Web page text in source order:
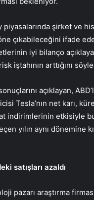
piyasalarında şirket ve
çıkabileceğini ifade
iyi bilanço
iştahının arttığını
açıklayan,
Tesla’nın net karı,
indirimlerinin etkisiyle
yılın aynı dönemine
satışları azaldı
pazarı araştırma